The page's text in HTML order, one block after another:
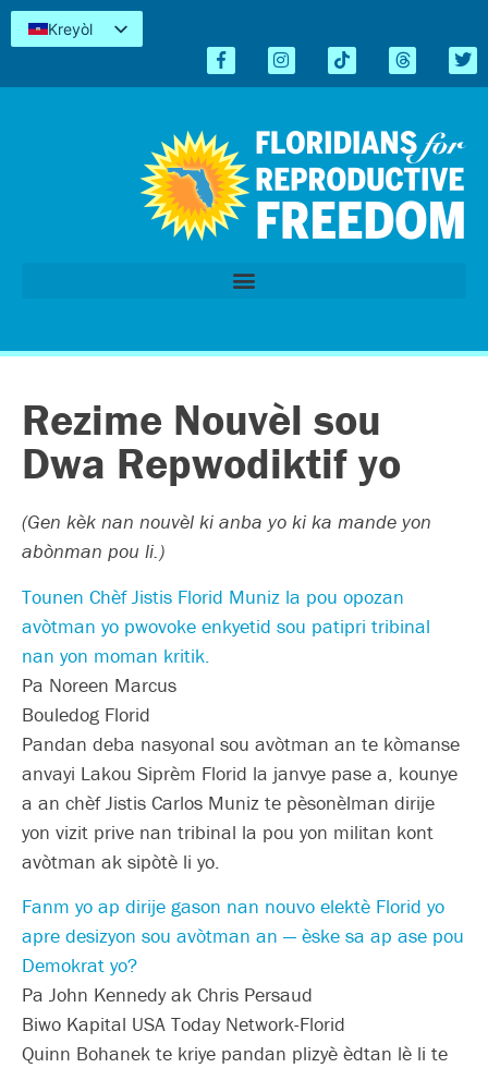
Kreyòl
Español
Rezime Nouvèl sou
Dwa Repwodiktif yo
(Gen kèk nan nouvèl ki anba yo ki ka mande yon
abònman pou li.)
Tounen Chèf Jistis Florid Muniz la pou opozan
avòtman yo pwovoke enkyetid sou patipri tribinal
nan yon moman kritik.
Pa Noreen Marcus
Bouledog Florid
Pandan deba nasyonal sou avòtman an te kòmanse
anvayi Lakou Siprèm Florid la janvye pase a, kounye
a an chèf Jistis Carlos Muniz te pèsonèlman dirije
yon vizit prive nan tribinal la pou yon militan kont
avòtman ak sipòtè li yo.
Fanm yo ap dirije gason nan nouvo elektè Florid yo
apre desizyon sou avòtman an — èske sa ap ase pou
Demokrat yo?
Pa John Kennedy ak Chris Persaud
Biwo Kapital USA Today Network-Florid
Quinn Bohanek te kriye pandan plizyè èdtan lè li te